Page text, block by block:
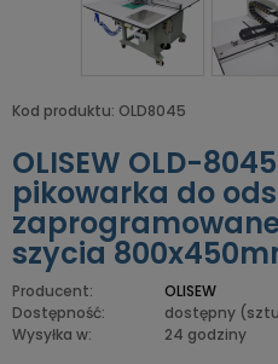
Kod produktu: OLD8045
OLISEW OLD-
pikowarka do
szycia
Producent:
OLISEW
Dostępność:
dostępny
Wysyłka w:
24 godziny